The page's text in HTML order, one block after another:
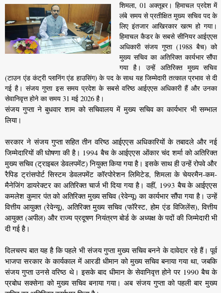
शिमला, 01 अक्तूबर। हिमाचल प्रदेश में
लंबे समय से प्रतीक्षित मुख्य सचिव पद के
लिए इंतजार आखिरकार खत्म हो गया।
हिमाचल कैडर के सबसे सीनियर आईएएस
अधिकारी संजय गुप्ता (1988 बैच) को
मुख्य सचिव का अतिरिक्त कार्यभार सौंपा
गया है। उन्हें अतिरिक्त मुख्य सचिव
(टाउन एंड कंट्री प्लानिंग एंड हाउसिंग) के पद के साथ यह जिम्मेदारी तत्काल प्रभाव से दी
गई है। संजय गुप्ता इस समय प्रदेश के सबसे वरिष्ठ आईएएस अधिकारी हैं और उनका
सेवानिवृत्त होने का समय 31 मई 2026 है।
संजय गुप्ता ने बुधवार शाम को सचिवालय में मुख्य सचिव का कार्यभार भी सम्भाल
लिया।
सरकार ने संजय गुप्ता सहित तीन वरिष्ठ आईएएस अधिकारियों के तबादले और नई
जिम्मेदारियों की घोषणा की है। 1994 बैच के आईएएस ओंकार चंद शर्मा को अतिरिक्त
मुख्य सचिव (ट्राइबल डेवलपमेंट) नियुक्त किया गया है। इसके साथ ही उन्हें रोपवे और
रैपिड ट्रांसपोर्ट सिस्टम डेवलपमेंट कॉरपोरेशन लिमिटेड, शिमला के चेयरमैन-कम-
मैनेजिंग डायरेक्टर का अतिरिक्त चार्ज भी दिया गया है। वहीं, 1993 बैच के आईएएस
कमलेश कुमार पंत को अतिरिक्त मुख्य सचिव (रेवेन्यू) का कार्यभार सौंपा गया है। उन्हें
वित्तीय आयुक्त (रेवेन्यू), अतिरिक्त मुख्य सचिव (फॉरेस्ट, होम एंड विजिलेंस), वित्तीय
आयुक्त (अपील) और राज्य प्रदूषण नियंत्रण बोर्ड के अध्यक्ष के पदों की जिम्मेदारी भी
दी गई है।
दिलचस्प बात यह है कि पहले भी संजय गुप्ता मुख्य सचिव बनने के दावेदार रहे हैं। पूर्व
भाजपा सरकार के कार्यकाल में आरडी धीमान को मुख्य सचिव बनाया गया था, जबकि
संजय गुप्ता उनसे वरिष्ठ थे। इसके बाद धीमान के सेवानिवृत्त होने पर 1990 बैच के
प्रबोध सक्सेना को मुख्य सचिव बनाया गया। अब संजय गुप्ता को पहली बार मुख्य